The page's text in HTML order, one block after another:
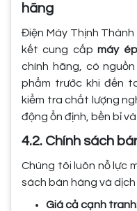
hãng
Điện Máy Thịnh
kết cung cấpmáy
chính hãng, có
phẩm trước khi đến
kiểm tra chất lượng
động ổn định, bền bỉ
4.2. Chính sách
Chúng tôi luôn nỗ lực
sách bán hàng và
Giá cả cạnh